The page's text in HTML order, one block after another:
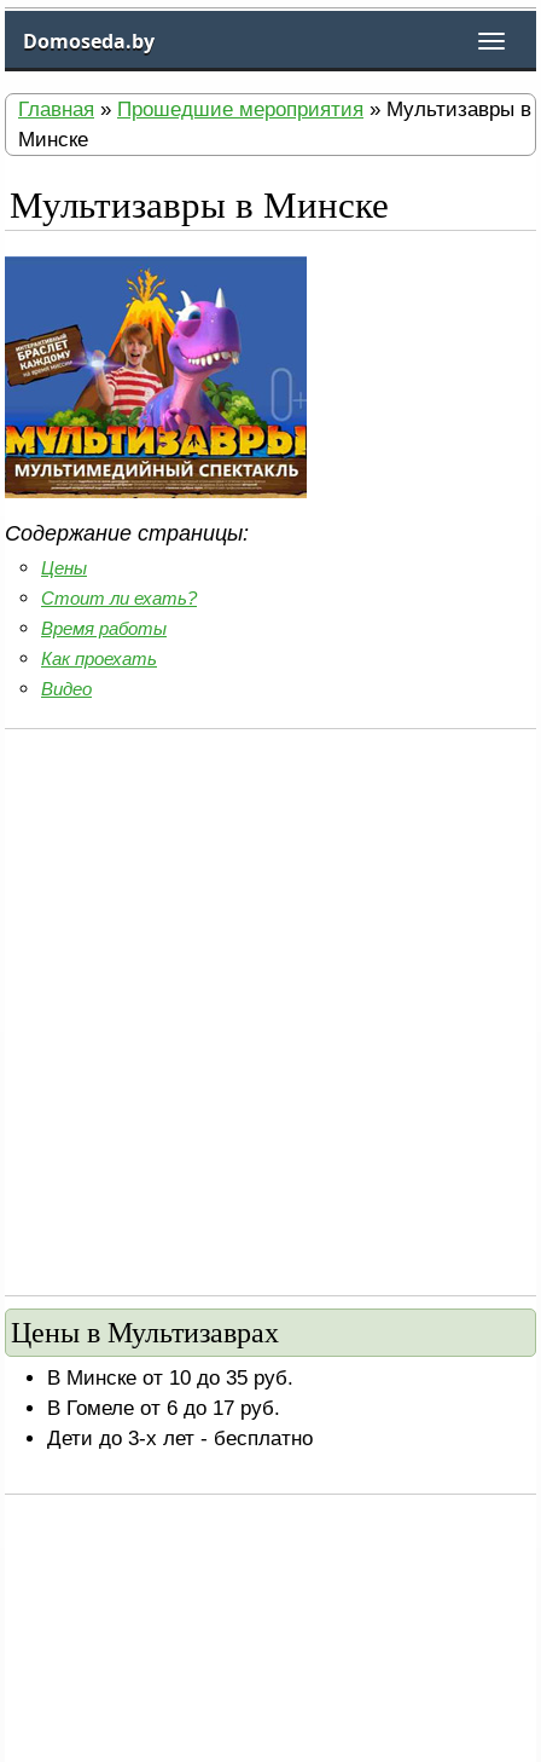
Domoseda.by
Главная » Прошедшие мероприятия » Мультизавры в
Минске
Мультизавры в Минске
Содержание страницы:
Цены
Стоит ли ехать?
Время работы
Как проехать
Видео
Цены в Мультизаврах
В Минске от 10 до 35 руб.
В Гомеле от 6 до 17 руб.
Дети до 3-х лет - бесплатно